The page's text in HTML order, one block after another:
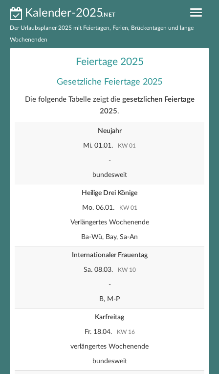
Kalender-2025.NET
Der Urlaubsplaner 2025 mit Feiertagen, Ferien, Brückentagen und lange
Wochenenden
Feiertage 2025 nach Bundesländern
EXCEL-Kalender 2025
Feiertage 2025
Gesetzliche Feiertage 2025
Die folgende Tabelle zeigt die gesetzlichen Feiertage
2025.
Neujahr
Mi. 01.01. KW 01
-
bundesweit
Heilige Drei Könige
Mo. 06.01. KW 01
Verlängertes Wochenende
Ba-Wü, Bay, Sa-An
Internationaler Frauentag
Sa. 08.03. KW 10
-
B, M-P
Karfreitag
Fr. 18.04. KW 16
verlängertes Wochenende
bundesweit